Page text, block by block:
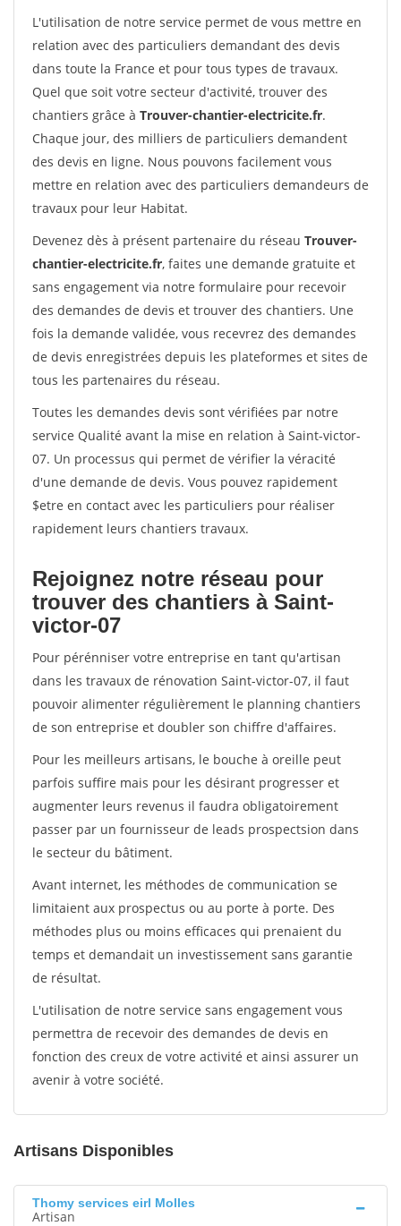
L'utilisation de notre service permet de vous mettre en
relation avec des particuliers demandant des devis
dans toute la France et pour tous types de travaux.
Quel que soit votre secteur d'activité, trouver des
chantiers grâce à Trouver-chantier-electricite.fr.
Chaque jour, des milliers de particuliers demandent
des devis en ligne. Nous pouvons facilement vous
mettre en relation avec des particuliers demandeurs de
travaux pour leur Habitat.
Devenez dès à présent partenaire du réseau Trouver-
chantier-electricite.fr, faites une demande gratuite et
sans engagement via notre formulaire pour recevoir
des demandes de devis et trouver des chantiers. Une
fois la demande validée, vous recevrez des demandes
de devis enregistrées depuis les plateformes et sites de
tous les partenaires du réseau.
Toutes les demandes devis sont vérifiées par notre
service Qualité avant la mise en relation à Saint-victor-
07. Un processus qui permet de vérifier la véracité
d'une demande de devis. Vous pouvez rapidement
$etre en contact avec les particuliers pour réaliser
rapidement leurs chantiers travaux.
Rejoignez notre réseau pour
trouver des chantiers à Saint-
victor-07
Pour pérénniser votre entreprise en tant qu'artisan
dans les travaux de rénovation Saint-victor-07, il faut
pouvoir alimenter régulièrement le planning chantiers
de son entreprise et doubler son chiffre d'affaires.
Pour les meilleurs artisans, le bouche à oreille peut
parfois suffire mais pour les désirant progresser et
augmenter leurs revenus il faudra obligatoirement
passer par un fournisseur de leads prospectsion dans
le secteur du bâtiment.
Avant internet, les méthodes de communication se
limitaient aux prospectus ou au porte à porte. Des
méthodes plus ou moins efficaces qui prenaient du
temps et demandait un investissement sans garantie
de résultat.
L'utilisation de notre service sans engagement vous
permettra de recevoir des demandes de devis en
fonction des creux de votre activité et ainsi assurer un
avenir à votre société.
Artisans Disponibles
Thomy services eirl Molles
Artisan